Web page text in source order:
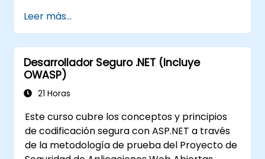
Aplicaciones Web Abiertas es una comunidad
en línea que crea artículos, metodologías,
documentación, herramientas y tecnologías
de acceso gratuito en el campo de la
seguridad de aplicaciones web.
Leer más...
Desarrollador Seguro .NET (Incluye
OWASP)
21 Horas
Este curso cubre los conceptos y principios
de codificación segura con ASP.NET a través
de la metodología de prueba del Proyecto de